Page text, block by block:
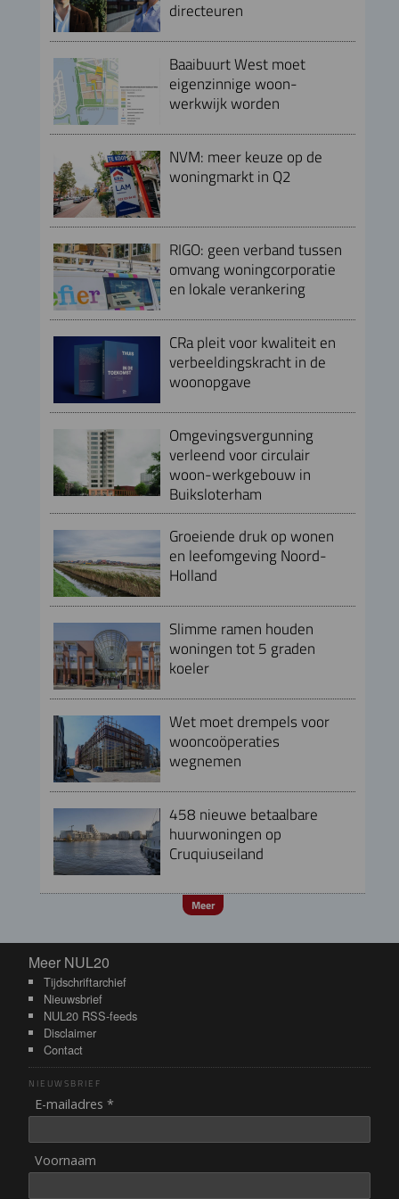
directeuren
Baaibuurt West moet
eigenzinnige woon-
werkwijk worden
NVM: meer keuze op de
woningmarkt in Q2
RIGO: geen verband tussen
omvang woningcorporatie
en lokale verankering
CRa pleit voor kwaliteit en
verbeeldingskracht in de
woonopgave
Omgevingsvergunning
verleend voor circulair
woon-werkgebouw in
Buiksloterham
Groeiende druk op wonen
en leefomgeving Noord-
Holland
Slimme ramen houden
woningen tot 5 graden
koeler
Wet moet drempels voor
wooncoöperaties
wegnemen
458 nieuwe betaalbare
huurwoningen op
Cruquiuseiland
Meer
Meer NUL20
Meer NUL20
Tijdschriftarchief
Nieuwsbrief
NUL20 RSS-feeds
Disclaimer
Contact
NIEUWSBRIEF
E-mailadres *
Voornaam